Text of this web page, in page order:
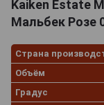
Kaiken Estate
Мальбек Розе
Страна
Объём
Градус